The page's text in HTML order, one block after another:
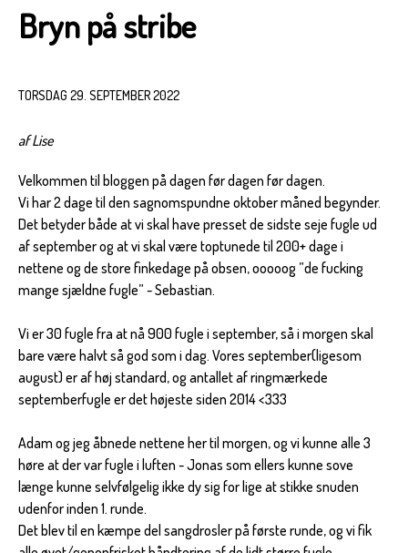
Bryn på stribe
TORSDAG 29. SEPTEMBER 2022
af Lise
Velkommen til bloggen på dagen før dagen før dagen.
Vi har 2 dage til den sagnomspundne oktober måned begynder.
Det betyder både at vi skal have presset de sidste seje fugle ud
af september og at vi skal være toptunede til 200+ dage i
nettene og de store finkedage på obsen, ooooog ”de fucking
mange sjældne fugle” - Sebastian.
Vi er 30 fugle fra at nå 900 fugle i september, så i morgen skal
bare være halvt så god som i dag. Vores september(ligesom
august) er af høj standard, og antallet af ringmærkede
septemberfugle er det højeste siden 2014 <333
Adam og jeg åbnede nettene her til morgen, og vi kunne alle 3
høre at der var fugle i luften - Jonas som ellers kunne sove
længe kunne selvfølgelig ikke dy sig for lige at stikke snuden
udenfor inden 1. runde.
Det blev til en kæmpe del sangdrosler på første runde, og vi fik